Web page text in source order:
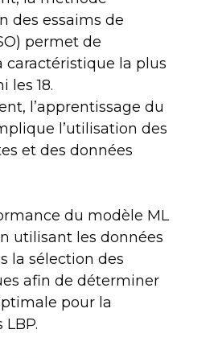
des essaims de
permet de
caractéristique la plus
les 18.
l’apprentissage du
l’utilisation des
et des données
du modèle ML
utilisant les données
la sélection des
afin de déterminer
pour la